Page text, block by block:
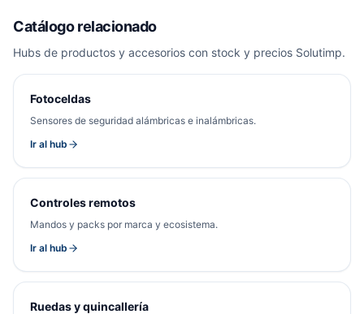
Catálogo relacionado
Hubs de productos y accesorios con stock y precios Solutimp.
Fotoceldas
Sensores de seguridad alámbricas e inalámbricas.
Ir al hub
Controles remotos
Mandos y packs por marca y ecosistema.
Ir al hub
Ruedas y quincallería